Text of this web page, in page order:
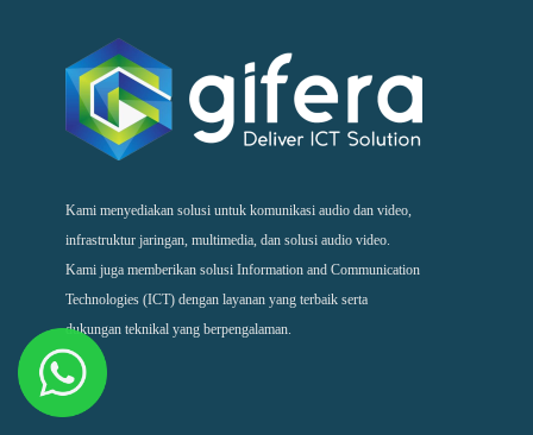
Kami menyediakan solusi untuk komunikasi audio dan video,
infrastruktur jaringan, multimedia, dan solusi audio video.
Kami juga memberikan solusi Information and Communication
Technologies (ICT) dengan layanan yang terbaik serta
dukungan teknikal yang berpengalaman.